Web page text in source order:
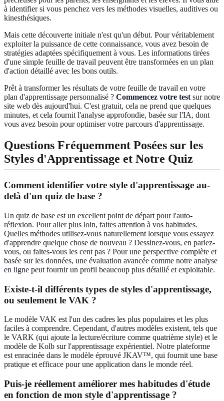
à identifier si vous penchez vers les méthodes visuelles, auditives ou
kinesthésiques.
Mais cette découverte initiale n'est qu'un début. Pour véritablement
exploiter la puissance de cette connaissance, vous avez besoin de
stratégies adaptées spécifiquement à vous. Les informations tirées
d'une simple feuille de travail peuvent être transformées en un plan
d'action détaillé avec les bons outils.
Prêt à transformer les résultats de votre feuille de travail en votre
plan d'apprentissage personnalisé ? Commencez votre test sur notre
site web dès aujourd'hui. C'est gratuit, cela ne prend que quelques
minutes, et cela fournit l'analyse approfondie, basée sur l'IA, dont
vous avez besoin pour optimiser votre parcours d'apprentissage.
Questions Fréquemment Posées sur les
Styles d'Apprentissage et Notre Quiz
Comment identifier votre style d'apprentissage au-
delà d'un quiz de base ?
Un quiz de base est un excellent point de départ pour l'auto-
réflexion. Pour aller plus loin, faites attention à vos habitudes.
Quelles méthodes utilisez-vous naturellement lorsque vous essayez
d'apprendre quelque chose de nouveau ? Dessinez-vous, en parlez-
vous, ou faites-vous les cent pas ? Pour une perspective complète et
basée sur les données, une évaluation avancée comme notre analyse
en ligne peut fournir un profil beaucoup plus détaillé et exploitable.
Existe-t-il différents types de styles d'apprentissage,
ou seulement le VAK ?
Le modèle VAK est l'un des cadres les plus populaires et les plus
faciles à comprendre. Cependant, d'autres modèles existent, tels que
le VARK (qui ajoute la lecture/écriture comme quatrième style) et le
modèle de Kolb sur l'apprentissage expérientiel. Notre plateforme
est enracinée dans le modèle éprouvé JKAV™, qui fournit une base
pratique et efficace pour une application dans le monde réel.
Puis-je réellement améliorer mes habitudes d'étude
en fonction de mon style d'apprentissage ?